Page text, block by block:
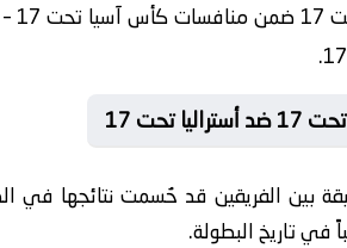
17
اللقاءات السابقة بين الفريقين قد حُسمت
في تاريخ البطولة.